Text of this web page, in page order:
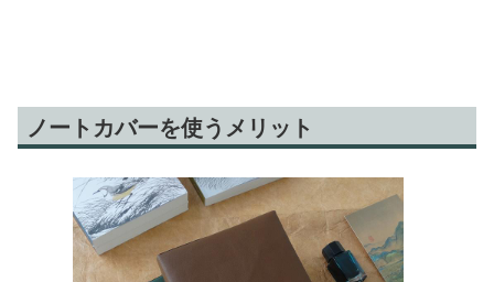
ノートカバーを使うメリット